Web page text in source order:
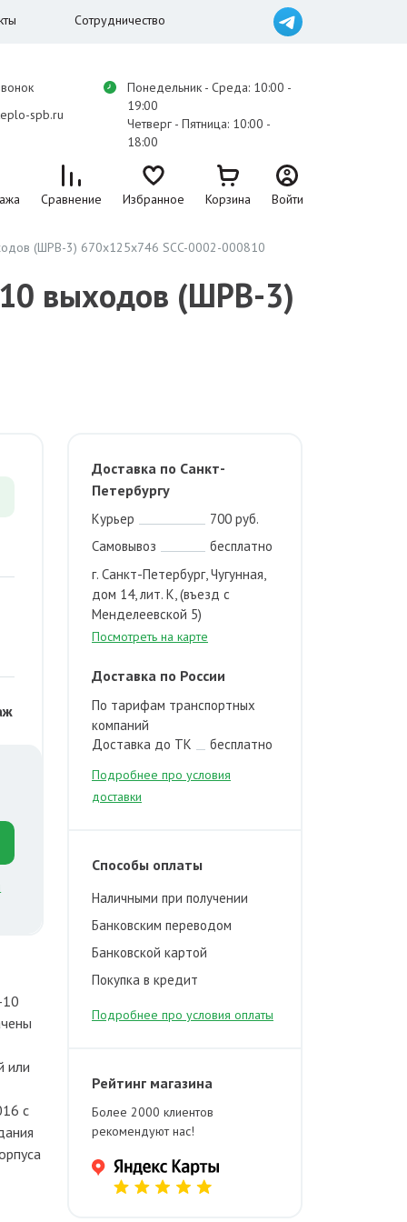
Сотрудничество
spb.ru
Понедельник - Среда: 10:00 -
19:00
Четверг - Пятница: 10:00 -
18:00
Сравнение Избранное Корзина Войти
(ШРВ-3) 670х125х746 SCC-0002-000810
выходов (ШРВ-3)
или
с
Доставка по Санкт-
Петербургу
Курьер
700 руб.
Самовывоз
бесплатно
г. Санкт-Петербург, Чугунная,
дом 14, лит. К, (въезд с
Менделеевской 5)
Посмотреть на карте
Доставка по России
По тарифам транспортных
компаний
Доставка до ТК
бесплатно
Подробнее про условия
доставки
Способы оплаты
Наличными при получении
Банковским переводом
Банковской картой
Покупка в кредит
Подробнее про условия оплаты
Рейтинг магазина
Более 2000 клиентов
рекомендуют нас!